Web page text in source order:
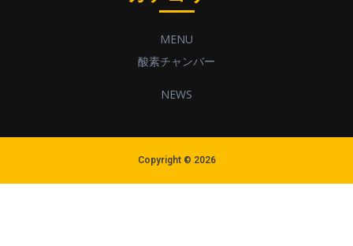
MENU
酸素チャンバー
NEWS
Copyright © 2026